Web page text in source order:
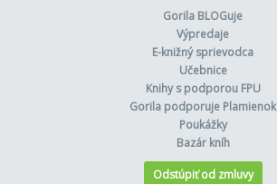
Gorila BLOGuje
Výpredaje
E-knižný sprievodca
Učebnice
Knihy s podporou FPU
Gorila podporuje Plamienok
Poukážky
Bazár kníh
Odstúpiť od zmluvy